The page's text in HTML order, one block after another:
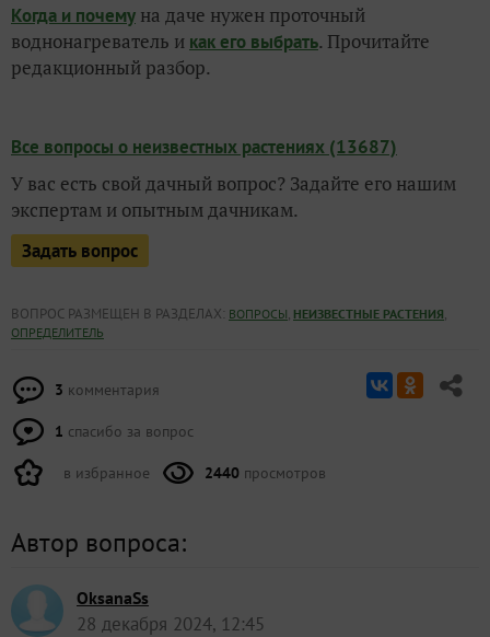
Когда и почему на даче нужен проточный
воднонагреватель и как его выбрать. Прочитайте
редакционный разбор.
Все вопросы о неизвестных растениях (13687)
У вас есть свой дачный вопрос? Задайте его нашим
экспертам и опытным дачникам.
Задать вопрос
ВОПРОС РАЗМЕЩЕН В РАЗДЕЛАХ: ВОПРОСЫ, НЕИЗВЕСТНЫЕ РАСТЕНИЯ,
ОПРЕДЕЛИТЕЛЬ
3 комментария
1 спасибо за вопрос
в избранное 2440 просмотров
Автор вопроса:
OksanaSs
28 декабря 2024, 12:45